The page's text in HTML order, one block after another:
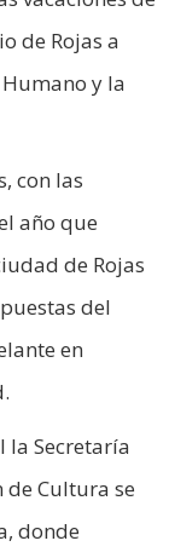
de Rojas a
y la
con las
año que
de Rojas
del
en
la Secretaría
Cultura se
donde